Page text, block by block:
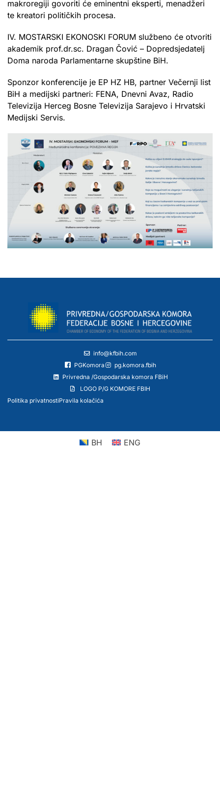
makroregiji govoriti će eminentni eksperti, menadžeri
te kreatori političkih procesa.
IV. MOSTARSKI EKONOSKI FORUM službeno će otvoriti
akademik prof.dr.sc. Dragan Čović – Dopredsjedatelj
Doma naroda Parlamentarne skupštine BiH.
Sponzor konferencije je EP HZ HB, partner Večernji list
BiH a medijski partneri: FENA, Dnevni Avaz, Radio
Televizija Herceg Bosne Televizija Sarajevo i Hrvatski
Medijski Servis.
info@kfbih.com
PGKomora
pg.komora.fbih
Privredna /Gospodarska komora FBiH
LOGO P/G KOMORE FBIH
Politika privatnostiPravila kolačića
BH ENG